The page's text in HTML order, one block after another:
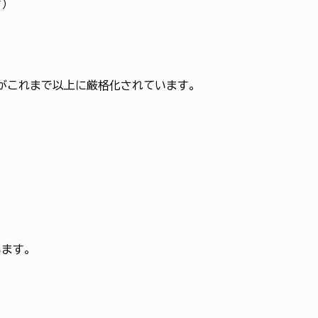
れまで以上に厳格化されています。
す。